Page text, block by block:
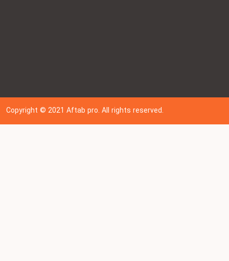
Copyright © 202 1Aftab pro. All rights reserved.